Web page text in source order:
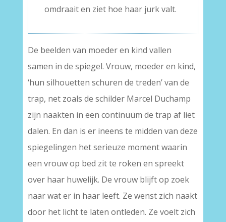
omdraait en ziet hoe haar jurk valt.
De beelden van moeder en kind vallen
samen in de spiegel. Vrouw, moeder en kind,
‘hun silhouetten schuren de treden’ van de
trap, net zoals de schilder Marcel Duchamp
zijn naakten in een continuüm de trap af liet
dalen. En dan is er ineens te midden van deze
spiegelingen het serieuze moment waarin
een vrouw op bed zit te roken en spreekt
over haar huwelijk. De vrouw blijft op zoek
naar wat er in haar leeft. Ze wenst zich naakt
door het licht te laten ontleden. Ze voelt zich